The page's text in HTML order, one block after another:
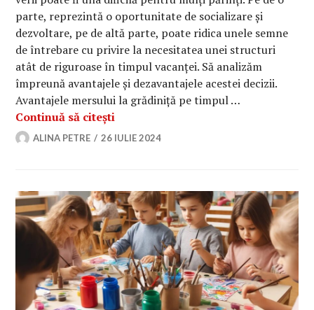
parte, reprezintă o oportunitate de socializare și
dezvoltare, pe de altă parte, poate ridica unele semne
de întrebare cu privire la necesitatea unei structuri
atât de riguroase în timpul vacanței. Să analizăm
împreună avantajele și dezavantajele acestei decizii.
Avantajele mersului la grădiniță pe timpul …
Continuă să citești
ALINA PETRE 26 IULIE 2024